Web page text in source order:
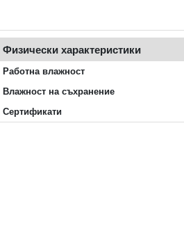
Физически характеристики
Работна влажност
Влажност на съхранение
Сертификати